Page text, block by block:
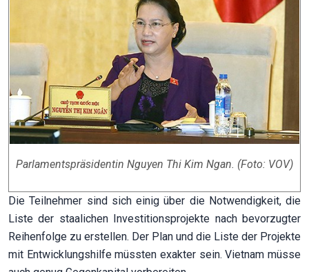
Parlamentspräsidentin Nguyen Thi Kim Ngan. (Foto: VOV)
Die Teilnehmer sind sich einig über die Notwendigkeit, die
Liste der staalichen Investitionsprojekte nach bevorzugter
Reihenfolge zu erstellen. Der Plan und die Liste der Projekte
mit Entwicklungshilfe müssten exakter sein. Vietnam müsse